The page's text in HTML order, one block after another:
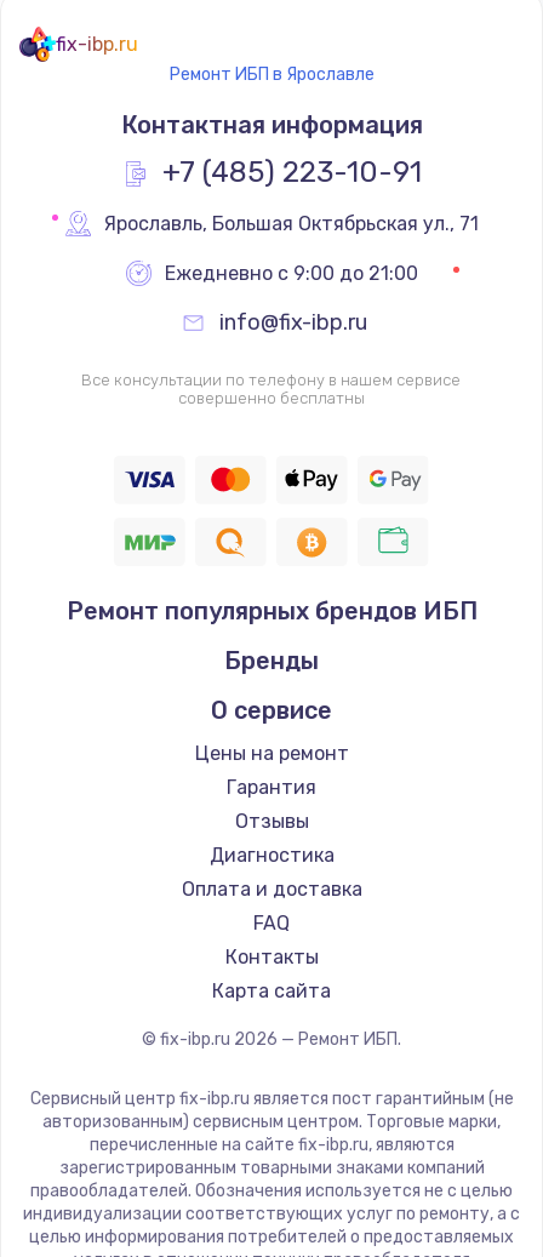
Замена термостата
1200 руб.
Заказать
Замена реле
700 руб.
Замена ТЭНа
2500 руб.
Замена шнура
1400 руб.
Заказать
Замена / ремонт электронного модуля
управления
600 руб.
Заказать
Замена конфорки
1100 руб.
Заказать
Замена платы сенсора
Заказать
Замена регулятора режимов конфорки
900 руб.
fix-ibp.ru
Ремонт ИБП в Ярославле
Контактная информация
+7 (485) 223-10-91
Ярославль, Большая Октябрьская ул., 71
Ежедневно с 9:00 до 21:00
info@fix-ibp.ru
Все консультации по телефону в нашем сервисе
совершенно бесплатны
Ремонт популярных брендов ИБП
Бренды
О сервисе
Цены на ремонт
Гарантия
Отзывы
Диагностика
Оплата и доставка
FAQ
Контакты
Карта сайта
© fix-ibp.ru 2026 — Ремонт ИБП.
Сервисный центр fix-ibp.ru является пост гарантийным (не
авторизованным) сервисным центром. Торговые марки,
перечисленные на сайте fix-ibp.ru, являются
зарегистрированным товарными знаками компаний
правообладателей. Обозначения используется не с целью
индивидуализации соответствующих услуг по ремонту, а с
целью информирования потребителей о предоставляемых